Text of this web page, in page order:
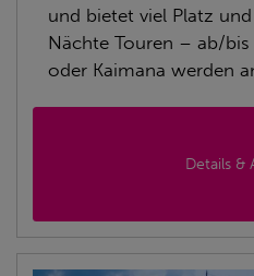
und bietet viel Platz
Nächte Touren – ab/
oder Kaimana werden
Details &